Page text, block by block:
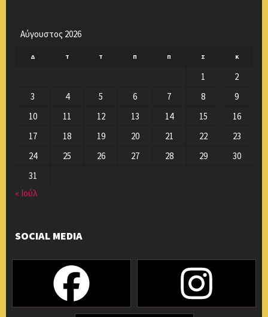
Αύγουστος 2026
Δ Τ Τ Π Π Σ Κ
1
2
3
4 5 6 7 8
9
10
11 12 13 14 15
16
17
18 19 20 21 22
23
24
25 26 27 28 29
30
31
« Ιούλ
SOCIAL MEDIA